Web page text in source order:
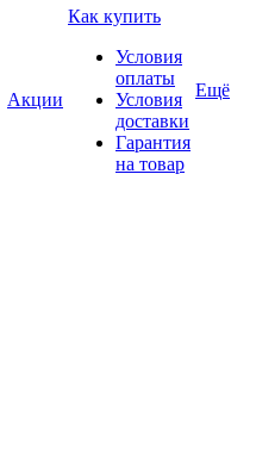
Акции
Как купить
Условия
оплаты
Условия
доставки
Гарантия
на товар
Ещё